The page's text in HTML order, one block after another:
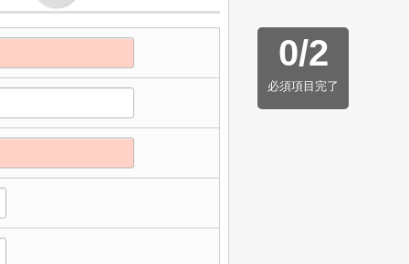
0/2
必須項目完了